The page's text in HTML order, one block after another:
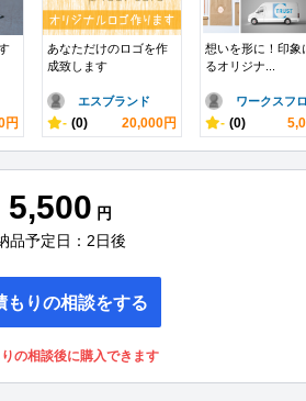
円
あなただけのロゴを作
成致します
エスブランド
- (0) 20,000円
想いを形に！印象
るオリジナ...
ワークスフ
- (0)
5,500 円
品予定日：2日後
もりの相談をする
の相談後に購入できます